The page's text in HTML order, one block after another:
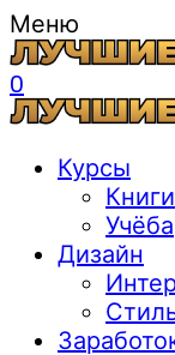
Меню
0
Курсы
Книги
Учёба
Дизайн